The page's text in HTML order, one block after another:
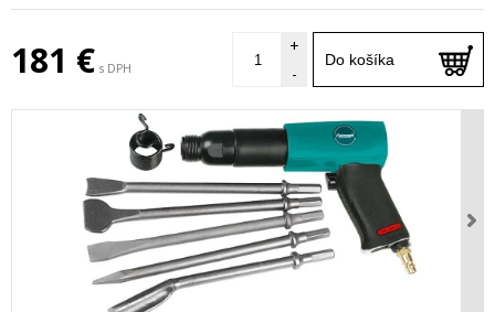
181 € s DPH Do košíka
+
-